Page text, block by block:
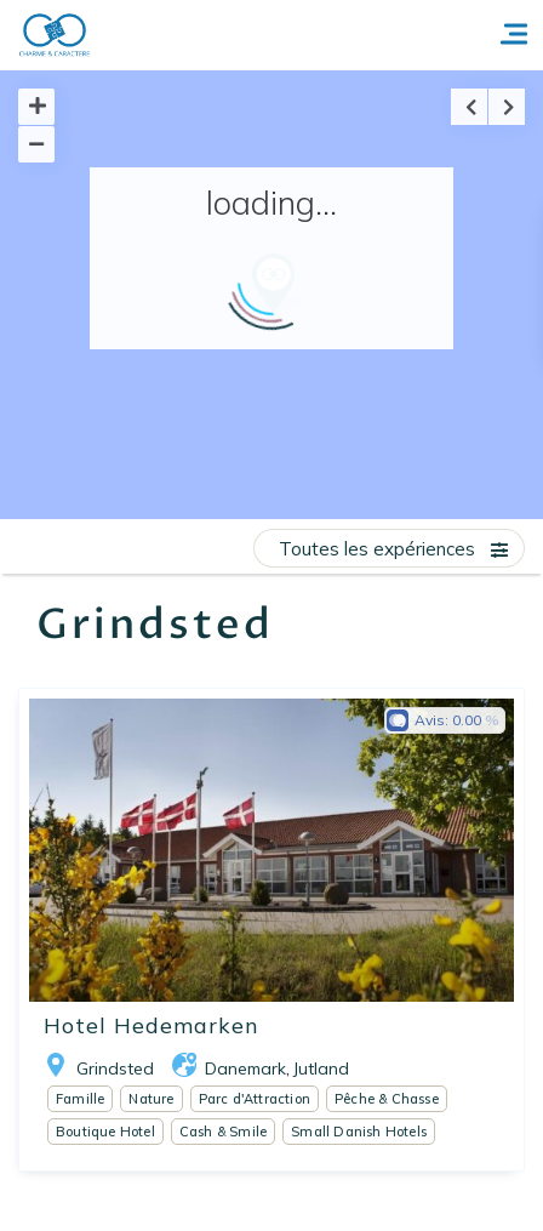
Accueil
Nos adresses en France
loading...
Grindsted
Toutes les expériences
Hotel Hedemarken
Grindsted Danemark Jutland
Avis: 0.00
Famille Nature Parc d'Attraction
Pêche & Chasse
Boutique Hotel
Cash & Smile Small Danish Hotels